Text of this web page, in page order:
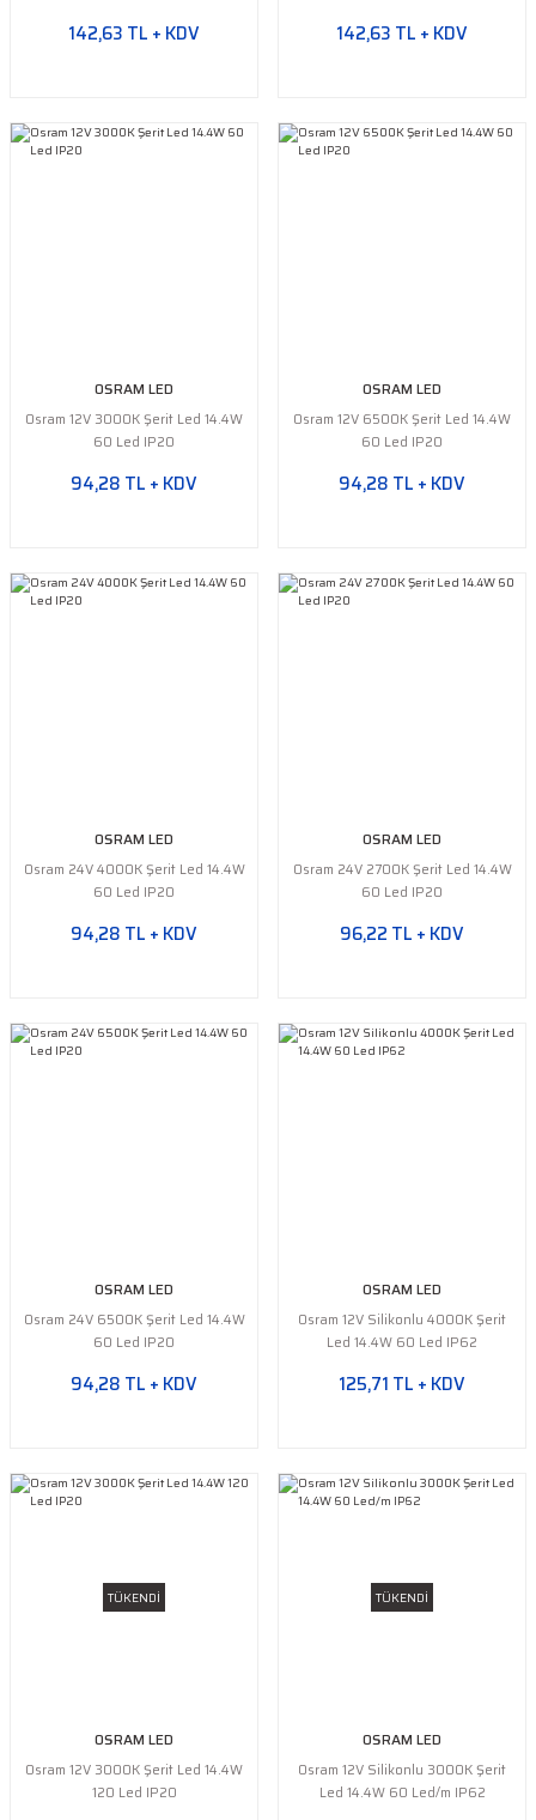
142,63 TL + KDV 142,63 TL + KDV
OSRAM LED
Osram 12V 3000K Şerit Led 14.4W
60 Led IP20
94,28 TL + KDV
OSRAM LED
Osram 12V 6500K Şerit Led 14.4W
60 Led IP20
94,28 TL + KDV
OSRAM LED
Osram 24V 4000K Şerit Led 14.4W
60 Led IP20
94,28 TL + KDV
OSRAM LED
Osram 24V 2700K Şerit Led 14.4W
60 Led IP20
96,22 TL + KDV
OSRAM LED
Osram 24V 6500K Şerit Led 14.4W
60 Led IP20
94,28 TL + KDV
OSRAM LED
Osram 12V Silikonlu 4000K Şerit
Led 14.4W 60 Led IP62
125,71 TL + KDV
TÜKENDİ
OSRAM LED
Osram 12V 3000K Şerit Led 14.4W
120 Led IP20
TÜKENDİ
OSRAM LED
Osram 12V Silikonlu 3000K Şerit
Led 14.4W 60 Led/m IP62